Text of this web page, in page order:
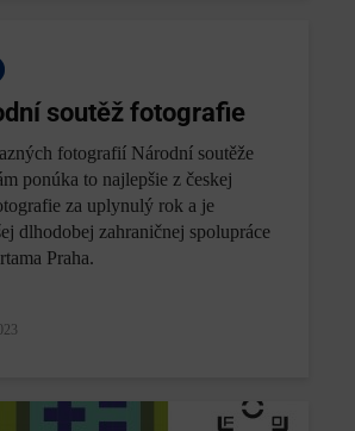
soutěž fotografie
fotografií Národní soutěže
ponúka to najlepšie z českej
za uplynulý rok a je
dlhodobej zahraničnej spolupráce
Praha.